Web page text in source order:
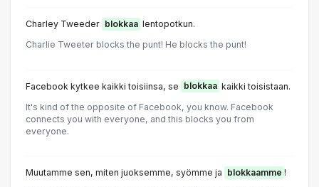
Charley Tweeder blokkaa lentopotkun.
Charlie Tweeter blocks the punt! He blocks the punt!
Facebook kytkee kaikki toisiinsa, se blokkaa kaikki toisistaan.
It's kind of the opposite of Facebook, you know. Facebook
connects you with everyone, and this blocks you from
everyone.
Muutamme sen, miten juoksemme, syömme ja blokkaamme !